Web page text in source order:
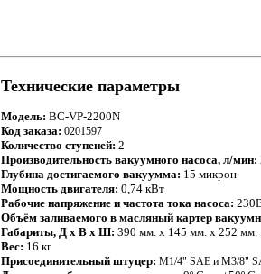
Технические параметры
Модель: BC-VP-2200N
Код заказа: 0201597
Количество ступеней: 2
Производительность вакуумного насоса, л/мин:
Глубина достигаемого вакуумма: 15 микрон
Мощность двигателя: 0,74 кВт
Рабочие напряжение и частота тока насоса:
Объём заливаемого в масляный картер
Габариты, Д х В х Ш: 390 мм. х 145 мм. х 252 мм.
Вес: 16 кг
Присоединительный штуцер: М1/4" SAE и М3/8"